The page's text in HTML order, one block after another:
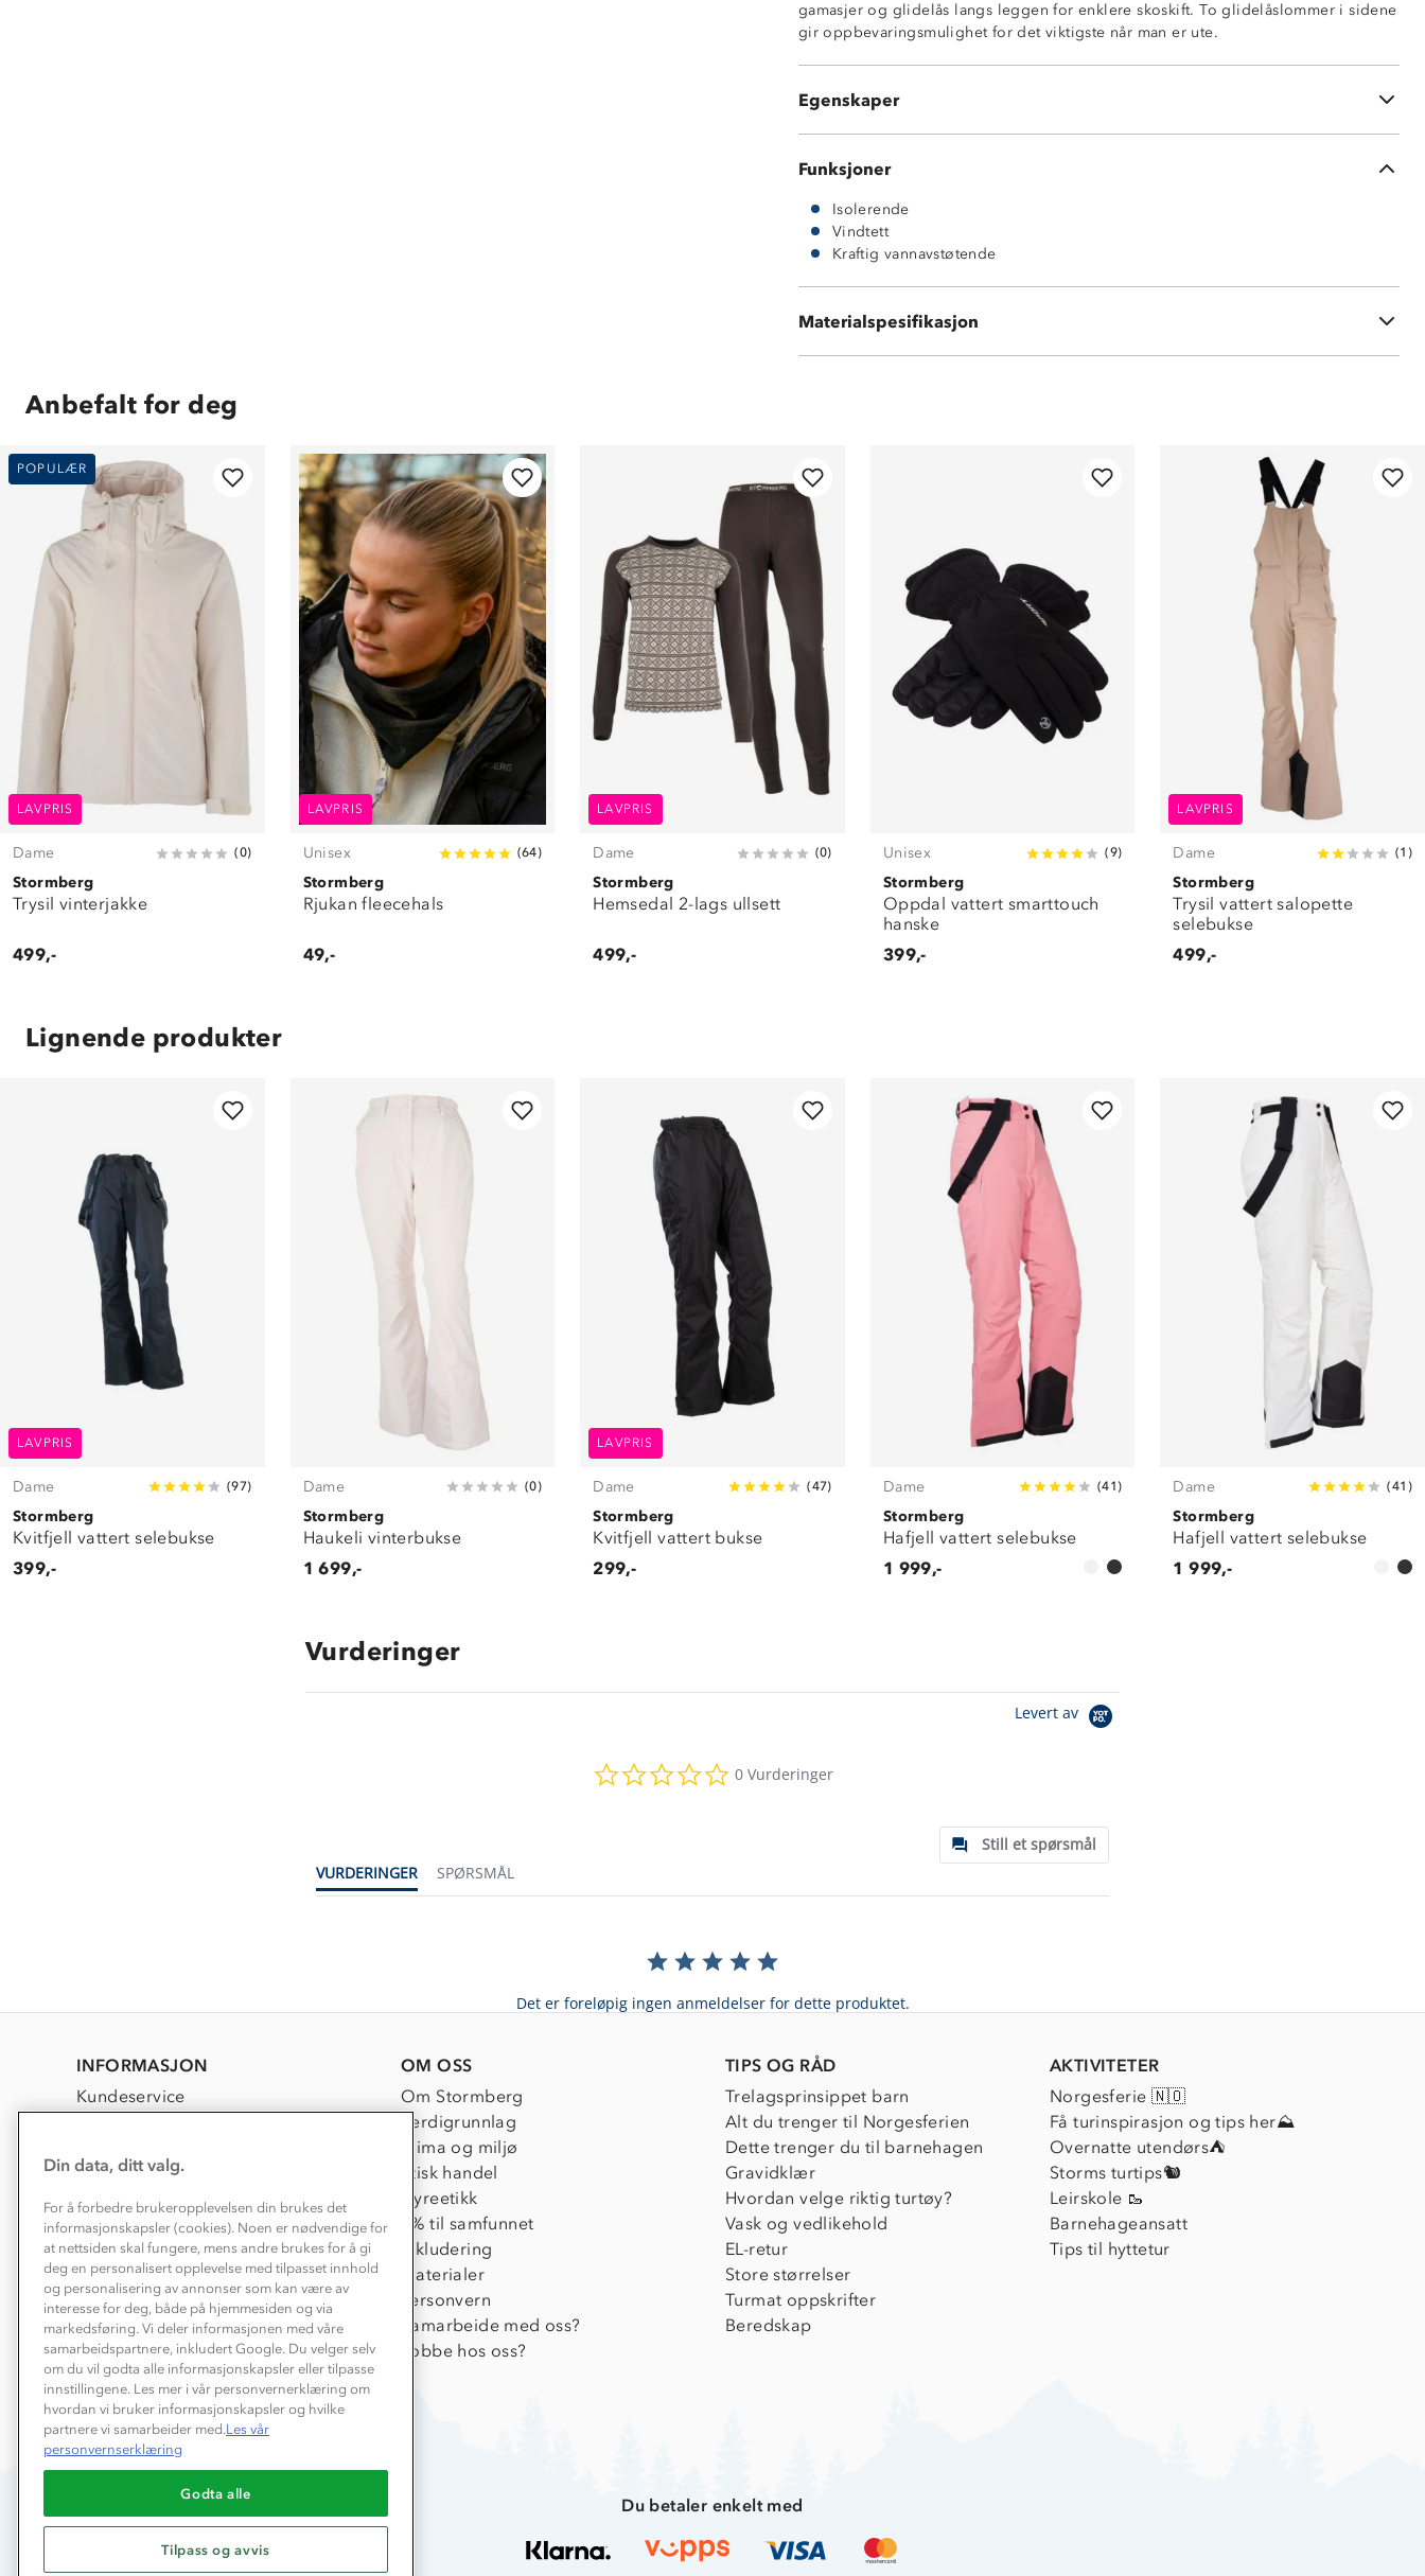
gamasjer og glidelås langs leggen for enklere skoskift. To glidelåslommer i sidene
gir oppbevaringsmulighet for det viktigste når man er ute.
Egenskaper
To trykknapper i front med borrelås
Forsterkninger på innsiden av beina
Glidelåsåpning nederst i beina for skoskift
Funksjoner
Isolerende
Vindtett
Kraftig vannavstøtende
Materialspesifikasjon
100 % polyester
Anbefalt for deg
POPULÆR
LAVPRIS
Dame (0)
Stormberg
Trysil vinterjakke
499,-
LAVPRIS
Unisex (64)
Stormberg
Rjukan fleecehals
49,-
LAVPRIS
Dame (0)
Stormberg
Hemsedal 2-lags ullsett
499,-
Unisex (9)
Stormberg
Oppdal vattert smarttouch
hanske
399,-
LAVPRIS
Dame (1 )
Stormberg
Trysil vattert salopette
selebukse
499,-
Lignende produkter
LAVPRIS
Dame (97)
Stormberg
Kvitfjell vattert selebukse
399,-
Dame (0)
Stormberg
Haukeli vinterbukse
1 699,-
LAVPRIS
Dame (47)
Stormberg
Kvitfjell vattert bukse
299,-
Dame (41 )
Stormberg
Hafjell vattert selebukse
1 999,-
Dame (41 )
Stormberg
Hafjell vattert selebukse
1 999,-
Vurderinger
Levert av
star
0 Vurderinger
Still et spørsmål
VURDERINGER
SPØRSMÅL
Det er foreløpig ingen anmeldelser for dette produktet.
INFORMASJON
Kundeservice
Kundeklubb
Våre butikker
Bedrift, barnehage og SFO
Presse
OM OSS
Om Stormberg
Verdigrunnlag
Klima og miljø
Etisk handel
Dyreetikk
1% til samfunnet
Inkludering
Materialer
Personvern
Samarbeide med oss?
Jobbe hos oss?
TIPS OG RÅD
Trelagsprinsippet barn
Alt du trenger til Norgesferien
Dette trenger du til barnehagen
Gravidklær
Hvordan velge riktig turtøy?
Vask og vedlikehold
EL-retur
Store størrelser
Turmat oppskrifter
Beredskap
AKTIVITETER
Norgesferie 🇳🇴
Få turinspirasjon og tips her⛰
Overnatte utendørs⛺
Storms turtips🐿️
Leirskole 🥾
Barnehageansatt
Tips til hyttetur
Du betaler enkelt med
Din data, ditt valg.
For å forbedre brukeropplevelsen din brukes det
informasjonskapsler (cookies). Noen er nødvendige for
at nettsiden skal fungere, mens andre brukes for å gi
deg en personalisert opplevelse med tilpasset innhold
og personalisering av annonser som kan være av
interesse for deg, både på hjemmesiden og via
markedsføring. Vi deler informasjonen med våre
samarbeidspartnere, inkludert Google. Du velger selv
om du vil godta alle informasjonskapsler eller tilpasse
innstillingene. Les mer i vår personvernerklæring om
hvordan vi bruker informasjonskapsler og hvilke
partnere vi samarbeider med.Les vår
personvernserklæring
Godta alle
Tilpass og avvis